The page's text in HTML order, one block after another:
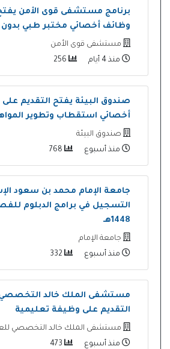
برنامج مستشفى قوى الأمن
وظائف أخصائي مختبر طبي بدون
مستشفى قوى الأمن
منذ 4 أيام
صندوق البيئة يفتح التقديم
أخصائي استقطاب وتطوير
صندوق البيئة
منذ أسبوع
جامعة الإمام محمد بن سعود
التسجيل في برامج الدبلوم
1448هـ
جامعة الإمام
منذ أسبوع
مستشفى الملك خالد التخصصي
التقديم على وظيفة تعليمية
مستشفى الملك خالد التخصصي
منذ أسبوع